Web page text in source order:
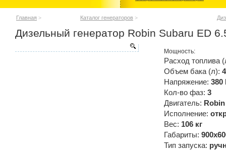
Главная > Каталог генераторов >
Дизельный генератор Robin Subaru ED
Мощность:
Расход топлива
Объем бака (л): 4
Напряжение: 380
Кол-во фаз: 3
Двигатель:
Исполнение:
Вес: 106 кг
Габариты:
Тип запуска: